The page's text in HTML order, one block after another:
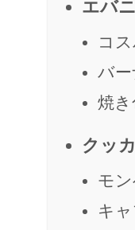
エバ
コ
バ
焼
クッ
モ
キ